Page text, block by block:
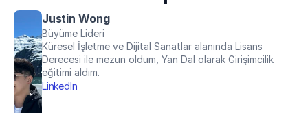
Justin Wong
Büyüme Lideri
Küresel İşletme ve Dijital Sanatlar alanında Lisans
Derecesi ile mezun oldum, Yan Dal olarak Girişimcilik
eğitimi aldım.
LinkedIn